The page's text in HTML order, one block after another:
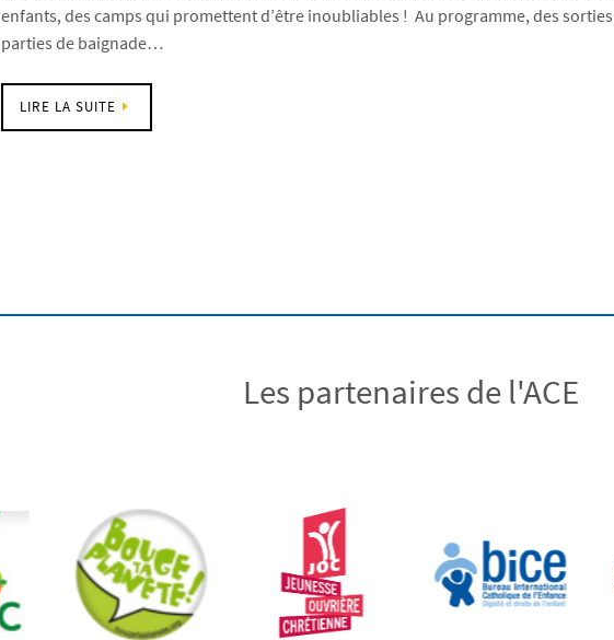
enfants, des camps qui promettent d’être inoubliables ! Au programme, des
parties de baignade…
LIRE LA SUITE
Les partenaires de l'ACE